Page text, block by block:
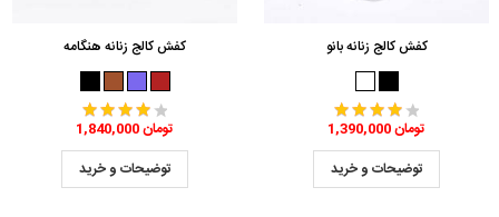
کفش کالج زنانه بانو
1,390,000 تومان
توضیحات و خرید
کفش کالج زنانه هنگامه
1,840,000 تومان
توضیحات و خرید